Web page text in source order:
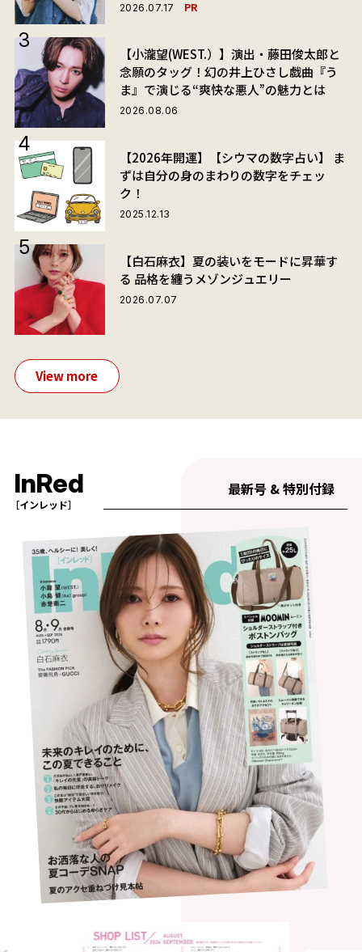
2026.07.17 PR
【小瀧望(WEST.）】演出・藤田俊太郎と
念願のタッグ！幻の井上ひさし戯曲『う
ま』で演じる“爽快な悪人”の魅力とは
2026.08.06
【2026年開運】【シウマの数字占い】 ま
ずは自分の身のまわりの数字をチェッ
ク！
2025.12.13
【白石麻衣】夏の装いをモードに昇華す
る 品格を纏うメゾンジュエリー
2026.07.07
View more
InRed
［インレッド］
最新号 & 特別付録